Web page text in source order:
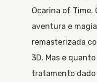
Ocarina of Time.
aventura e
remasterizada
3D. Mas e
tratamento dado